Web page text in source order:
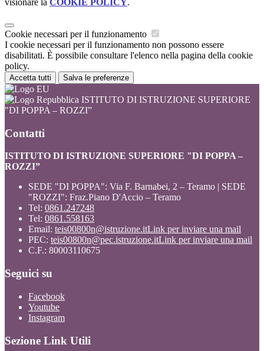
visionare la COOKIE POLICY.
Cookie necessari per il funzionamento
I cookie necessari per il funzionamento non possono essere
disabilitati. È possibile consultare l'elenco nella pagina della cookie
policy.
Accetta tutti Salva le preferenze
ISTITUTO DI ISTRUZIONE SUPERIORE
"DI POPPA – ROZZI”
Contatti
ISTITUTO DI ISTRUZIONE SUPERIORE "DI POPPA –
ROZZI”
SEDE "DI POPPA": Via F. Barnabei, 2 – Teramo | SEDE
"ROZZI": Fraz.Piano D'Accio – Teramo
Tel: 0861.247248
Tel: 0861.558163
Email: teis00800n@istruzione.itLink per inviare una mail
PEC: teis00800n@pec.istruzione.itLink per inviare una mail
C.F.: 80003110675
Seguici su
Facebook
Youtube
Instagram
Sezione Link Utili